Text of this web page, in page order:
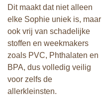
Dit maakt dat niet alleen
elke Sophie uniek is, maar
ook vrij van schadelijke
stoffen en weekmakers
zoals PVC, Phthalaten en
BPA, dus volledig veilig
voor zelfs de
allerkleinsten.